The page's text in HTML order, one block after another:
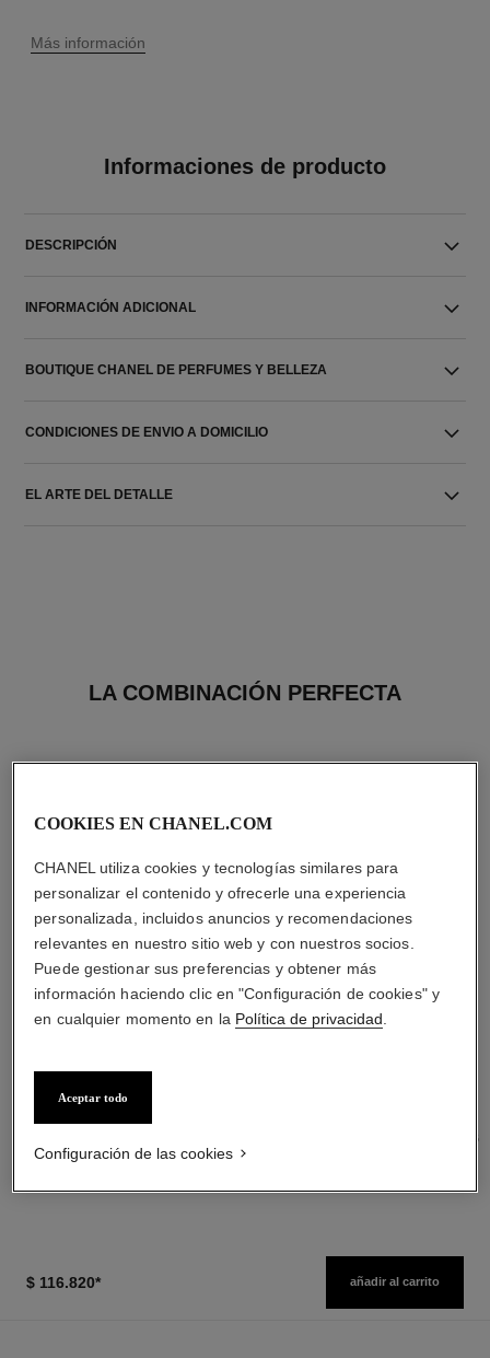
↩
Más información
Informaciones de producto
DESCRIPCIÓN
INFORMACIÓN ADICIONAL
BOUTIQUE CHANEL DE PERFUMES Y BELLEZA
CONDICIONES DE ENVIO A DOMICILIO
EL ARTE DEL DETALLE
LA COMBINACIÓN PERFECTA
Ref. 116520
$267,178
Precio sin Impuestos Nacionales: $80,896
$ 116.820* añadir al carrito
COOKIES EN CHANEL.COM
CHANEL utiliza cookies y tecnologías similares para
personalizar el contenido y ofrecerle una experiencia
personalizada, incluidos anuncios y recomendaciones
relevantes en nuestro sitio web y con nuestros socios.
Puede gestionar sus preferencias y obtener más
información haciendo clic en "Configuración de cookies" y
en cualquier momento en la Política de privacidad
Aceptar todo
Configuración de las cookies